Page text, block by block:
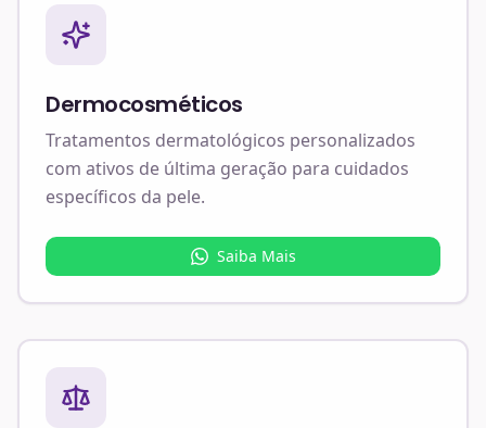
Dermocosméticos
Tratamentos dermatológicos personalizados
com ativos de última geração para cuidados
específicos da pele.
Saiba Mais